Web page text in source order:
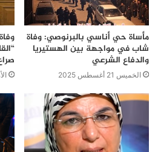
مأساة حي أناسي بالبرنوصي: وفاة
شاب في مواجهة بين الهستيريا
والدفاع الشرعي
الخميس 21 أغسطس 2025